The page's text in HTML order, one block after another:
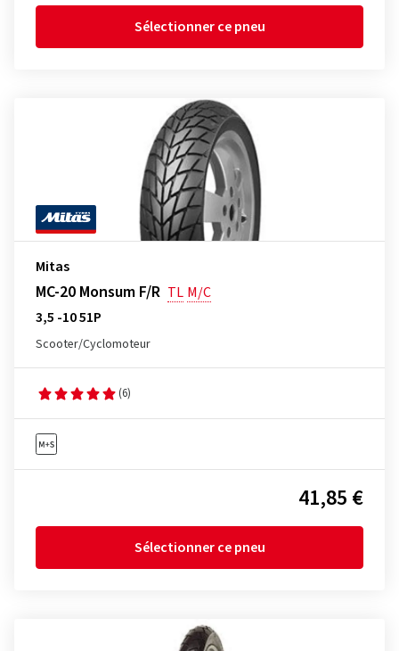
Sélectionner ce pneu
Mitas
MC-20 Monsum F/R TL M/C
3,5 -10 51P
Scooter/Cyclomoteur
(6)
41,85 €
Sélectionner ce pneu